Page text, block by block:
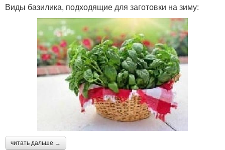
Виды базилика, подходящие для заготовки на зиму:
читать дальше →